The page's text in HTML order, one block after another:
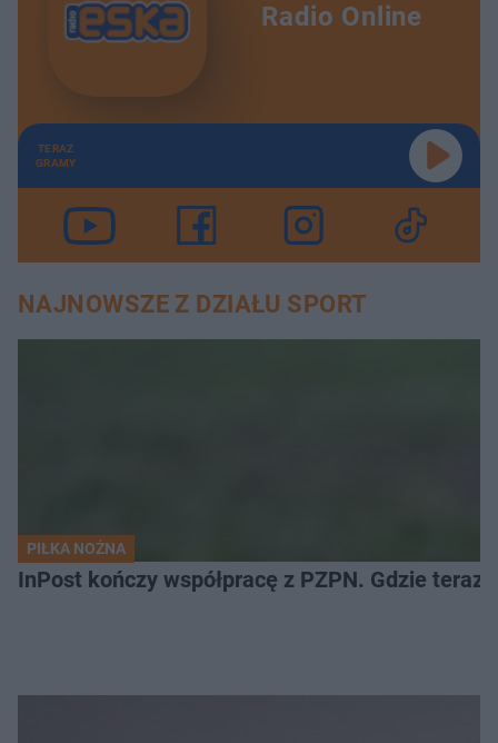
Radio Online
TERAZ
GRAMY
NAJNOWSZE Z DZIAŁU SPORT
PIŁKA NOŻNA
InPost kończy współpracę z PZPN. Gdzie teraz